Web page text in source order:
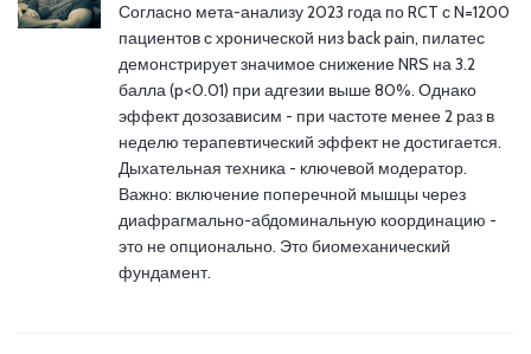
Согласно мета-анализу 2023 года по RCT с N=1200
пациентов с хронической низ back pain, пилатес
демонстрирует значимое снижение NRS на 3.2
балла (p<0.01) при адгезии выше 80%. Однако
эффект дозозависим - при частоте менее 2 раз в
неделю терапевтический эффект не достигается.
Дыхательная техника - ключевой модератор.
Важно: включение поперечной мышцы через
диафрагмально-абдоминальную координацию -
это не опционально. Это биомеханический
фундамент.